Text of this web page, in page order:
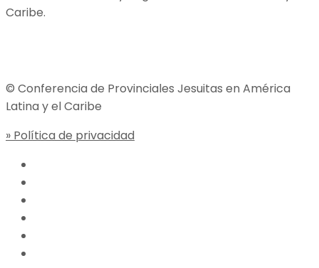
Caribe.
© Conferencia de Provinciales Jesuitas en América
Latina y el Caribe
» Política de privacidad